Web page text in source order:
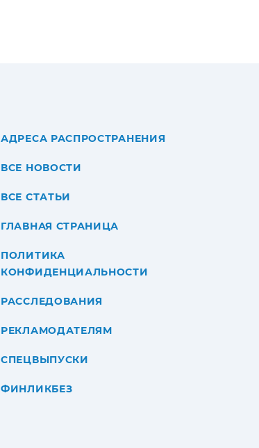
АДРЕСА РАСПРОСТРАНЕНИЯ
ВСЕ НОВОСТИ
ВСЕ СТАТЬИ
ГЛАВНАЯ СТРАНИЦА
ПОЛИТИКА
КОНФИДЕНЦИАЛЬНОСТИ
РАССЛЕДОВАНИЯ
РЕКЛАМОДАТЕЛЯМ
СПЕЦВЫПУСКИ
ФИНЛИКБЕЗ